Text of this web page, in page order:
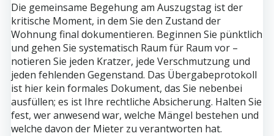
Die gemeinsame Begehung am Auszugstag ist der
kritische Moment, in dem Sie den Zustand der
Wohnung final dokumentieren. Beginnen Sie pünktlich
und gehen Sie systematisch Raum für Raum vor –
notieren Sie jeden Kratzer, jede Verschmutzung und
jeden fehlenden Gegenstand. Das Übergabeprotokoll
ist hier kein formales Dokument, das Sie nebenbei
ausfüllen; es ist Ihre rechtliche Absicherung. Halten Sie
fest, wer anwesend war, welche Mängel bestehen und
welche davon der Mieter zu verantworten hat.